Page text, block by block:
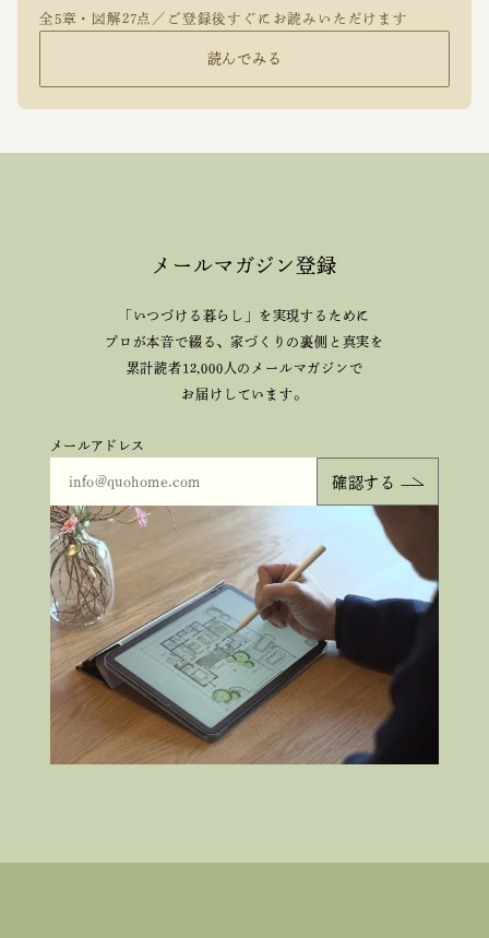
全5章・図解27点／ご登録後すぐにお読みいただけます
読んでみる
メールマガジン登録
「いつづける暮らし」を実現するために
プロが本音で綴る、家づくりの裏側と真実を
累計読者12,000人のメールマガジンで
お届けしています。
メールアドレス